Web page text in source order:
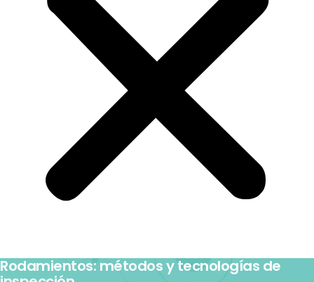
Rodamientos: métodos y tecnologías de